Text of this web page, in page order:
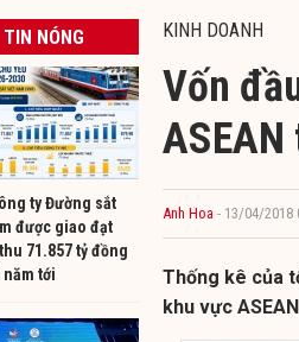
TIN NÓNG
ty Đường sắt
được giao đạt
71.857 tỷ đồng
tới
KINH DOANH
Vốn
Anh Hoa - 13/04/2018
Thống kê của
khu vực